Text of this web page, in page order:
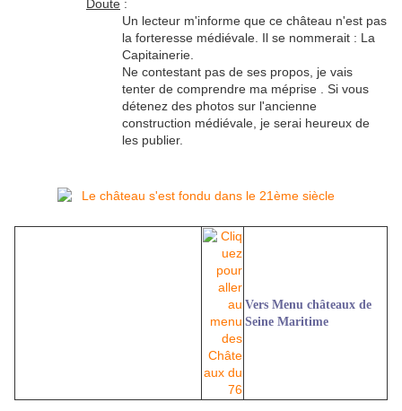
Doute :
Un lecteur m'informe que ce château n'est pas
la forteresse médiévale. Il se nommerait : La
Capitainerie.
Ne contestant pas de ses propos, je vais
tenter de comprendre ma méprise . Si vous
détenez des photos sur l'ancienne
construction médiévale, je serai heureux de
les publier.
Vers Menu châteaux de
Seine Maritime